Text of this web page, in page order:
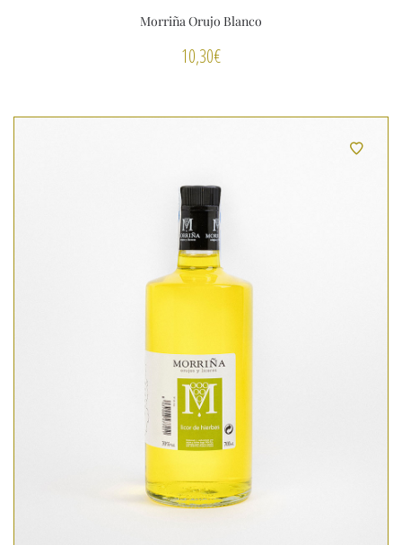
Morriña Orujo Blanco
10,30€